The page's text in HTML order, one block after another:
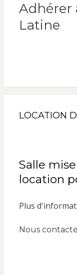
Adhérer
Latine
LOCATION
Salle
location
Plus
Nous